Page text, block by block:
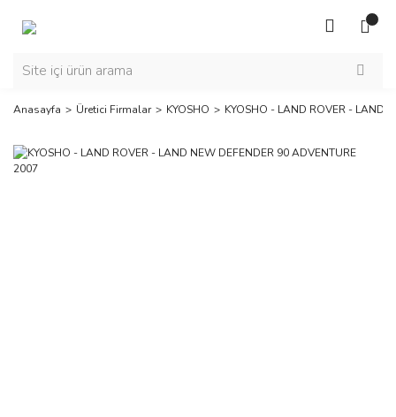
Anasayfa Üretici Firmalar KYOSHO KYOSHO - LAND ROVER - LAND